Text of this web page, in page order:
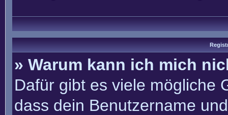
» Warum kann ich mich
Dafür gibt es viele mögliche
dass dein Benutzername